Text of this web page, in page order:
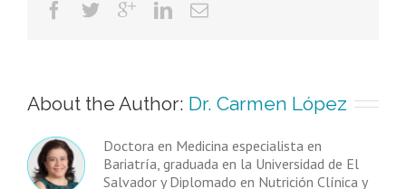
About the Author: Dr. Carmen López
Doctora en Medicina especialista en
Bariatría, graduada en la Universidad de El
Salvador y Diplomado en Nutrición Clínica y